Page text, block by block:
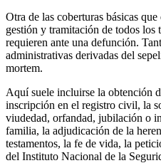
Otra de las coberturas básicas
gestión y tramitación de todos los
requieren ante una defunción.
administrativas derivadas del
mortem.
Aquí suele incluirse la obtención
inscripción en el registro civil, la
viudedad, orfandad, jubilación o
familia, la adjudicación de la
testamentos, la fe de vida, la
del Instituto Nacional de la